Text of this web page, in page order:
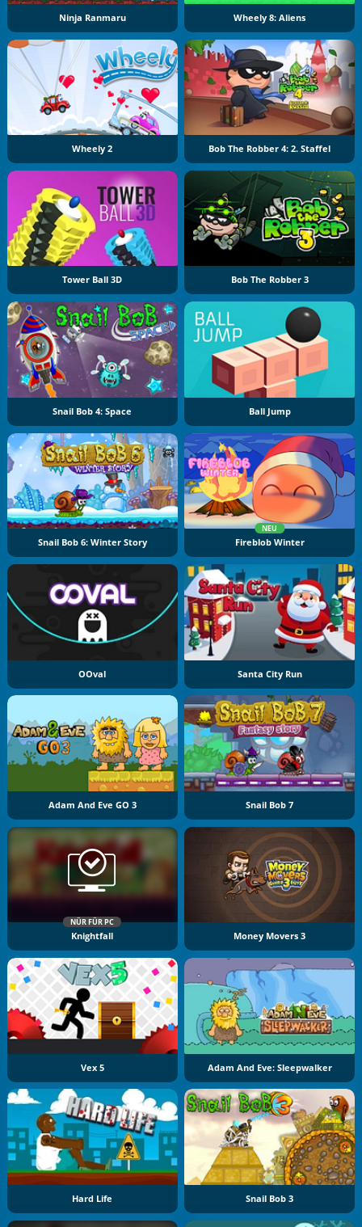
Ninja Ranmaru Wheely 8: Aliens
Wheely 2 Bob The Robber 4: 2. Staffel
Tower Ball 3D Bob The Robber 3
Snail Bob 4: Space Ball Jump
Snail Bob 6: Winter Story
NEU
Fireblob Winter
OOval Santa City Run
Adam And Eve GO 3 Snail Bob 7
NÜR FÜR PC
Knightfall Money Movers 3
Vex 5 Adam And Eve: Sleepwalker
Hard Life Snail Bob 3